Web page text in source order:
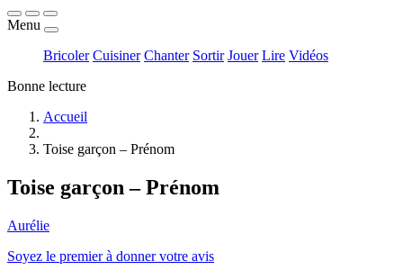
Menu
Bricoler Cuisiner Chanter Sortir Jouer Lire Vidéos
Bonne lecture
Accueil
Toise garçon – Prénom
Toise garçon – Prénom
Aurélie
Soyez le premier à donner votre avis